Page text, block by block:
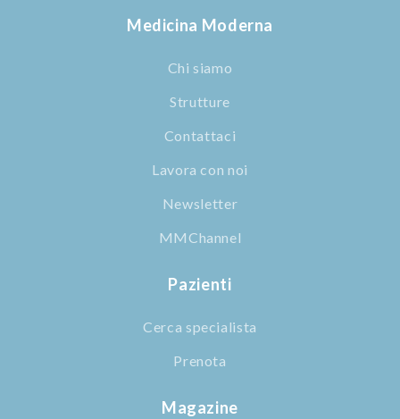
Medicina Moderna
Chi siamo
Strutture
Contattaci
Lavora con noi
Newsletter
MMChannel
Pazienti
Cerca specialista
Prenota
Magazine